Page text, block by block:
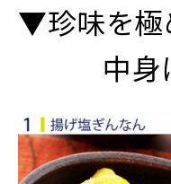
▼珍味を極
中